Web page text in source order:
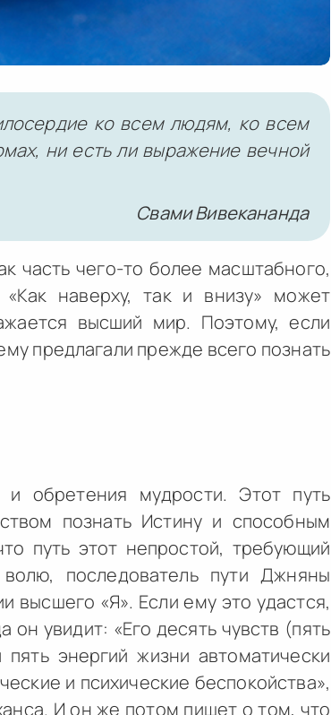
ко всем людям, ко всем
ни есть ли выражение вечной
Свами Вивекананда
часть чего-то более масштабного,
наверху, так и внизу» может
высший мир. Поэтому, если
предлагали прежде всего познать
обретения мудрости. Этот путь
познать Истину и способным
путь этот непростой, требующий
последователь пути Джняны
высшего «Я». Если ему это удастся,
увидит: «Его десять чувств (пять
энергий жизни автоматически
и психические беспокойства»,
И он же потом пишет о том, что